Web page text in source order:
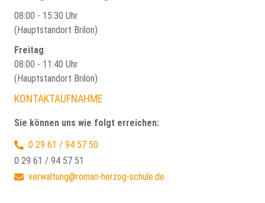
08:00 - 15:30 Uhr
(Hauptstandort Brilon)
Freitag:
08:00 - 11:40 Uhr
(Hauptstandort Brilon)
KONTAKTAUFNAHME
Sie können uns wie folgt erreichen:
0 29 61 / 94 57 50
0 29 61 / 94 57 51
verwaltung@roman-herzog-schule.de